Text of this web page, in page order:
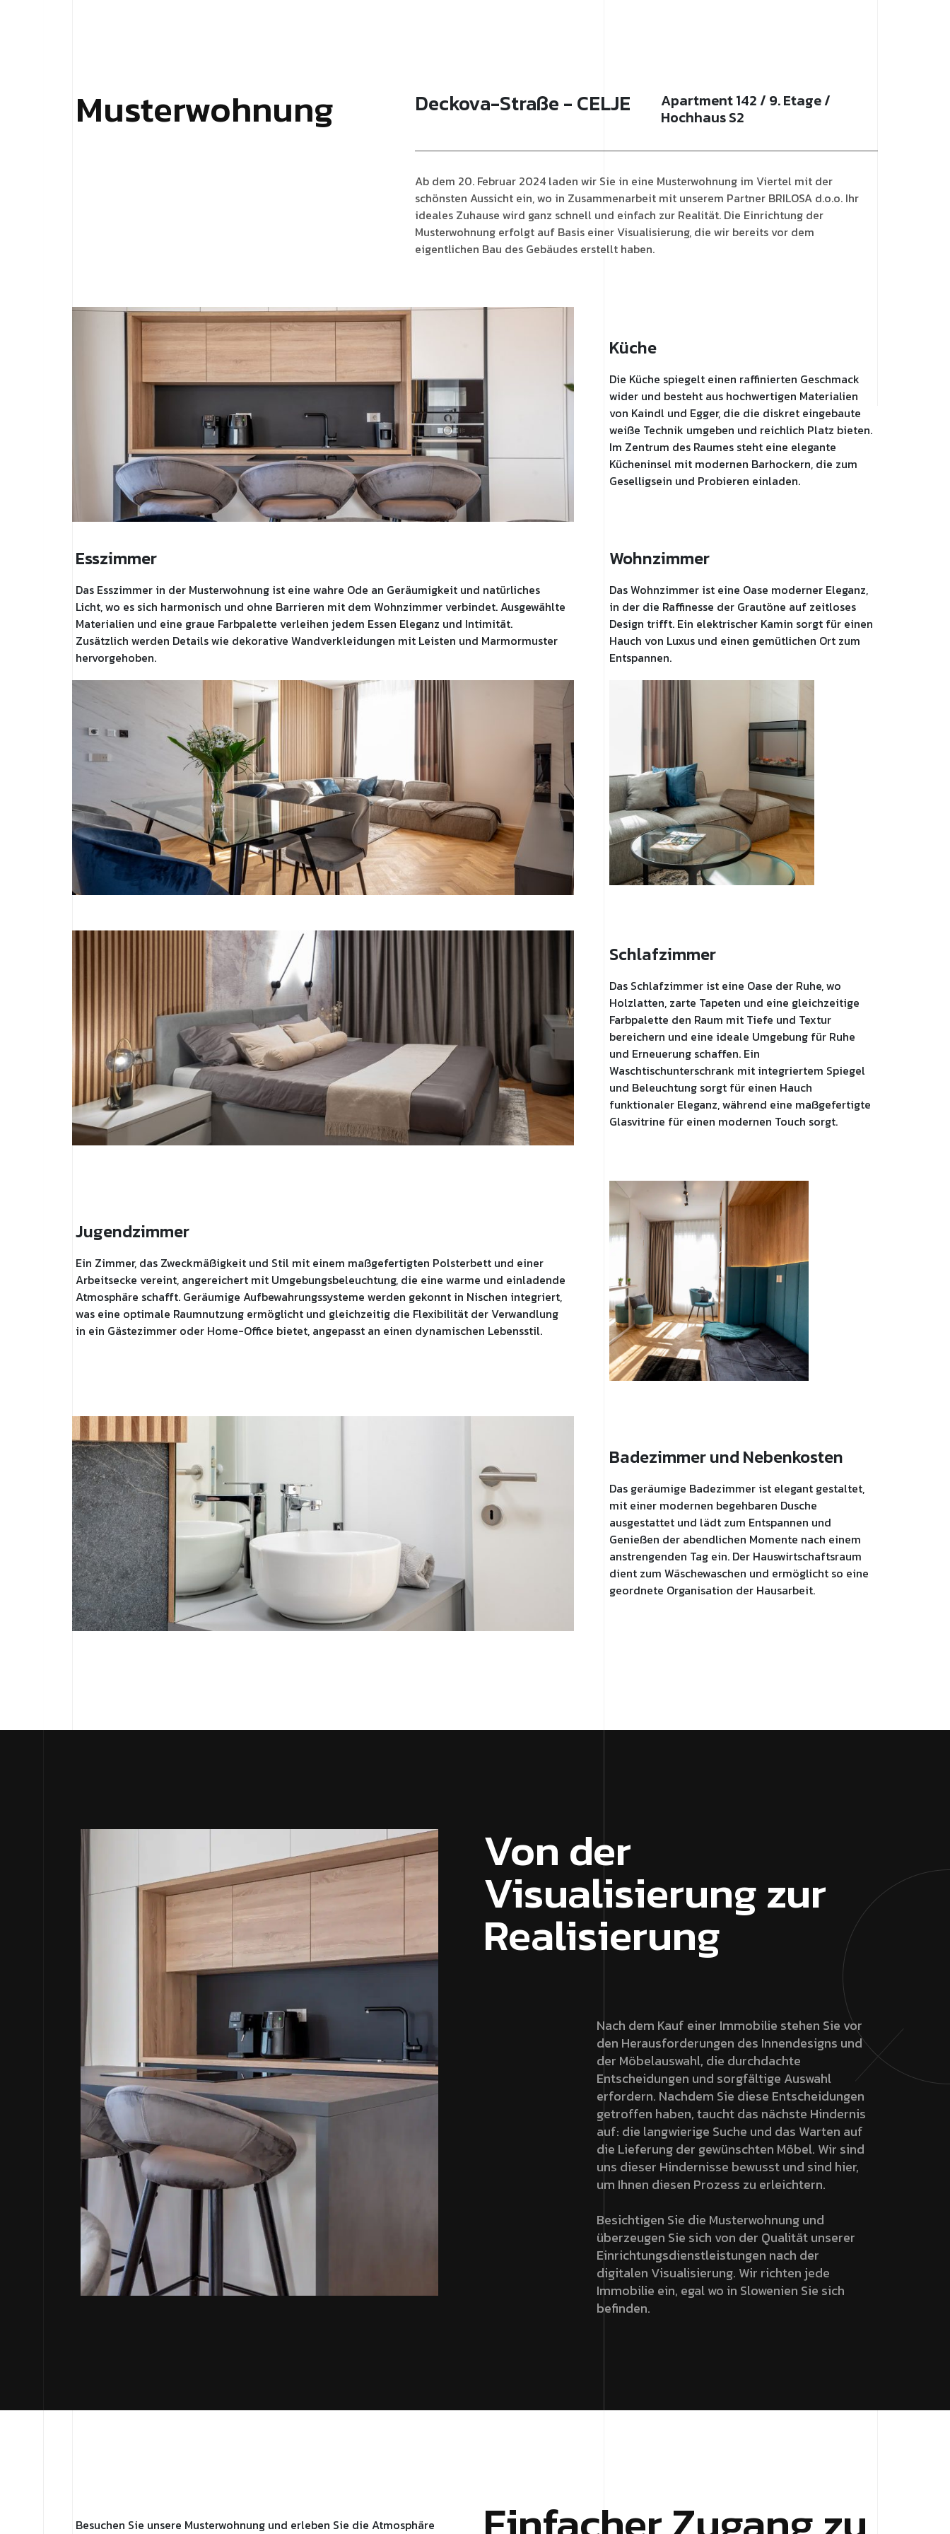
Musterwohnung Deckova-Straße - CELJE
Apartment 142 / 9. Etage /
Hochhaus S2
Ab dem 20. Februar 2024 laden wir Sie in eine Musterwohnung im Viertel mit der
schönsten Aussicht ein, wo in Zusammenarbeit mit unserem Partner BRILOSA d.o.o. Ihr
ideales Zuhause wird ganz schnell und einfach zur Realität. Die Einrichtung der
Musterwohnung erfolgt auf Basis einer Visualisierung, die wir bereits vor dem
eigentlichen Bau des Gebäudes erstellt haben.
Küche
Die Küche spiegelt einen raffinierten Geschmack
wider und besteht aus hochwertigen Materialien
von Kaindl und Egger, die die diskret eingebaute
weiße Technik umgeben und reichlich Platz bieten.
Im Zentrum des Raumes steht eine elegante
Kücheninsel mit modernen Barhockern, die zum
Geselligsein und Probieren einladen.
Esszimmer
Das Esszimmer in der Musterwohnung ist eine wahre Ode an Geräumigkeit und natürliches
Licht, wo es sich harmonisch und ohne Barrieren mit dem Wohnzimmer verbindet. Ausgewählte
Materialien und eine graue Farbpalette verleihen jedem Essen Eleganz und Intimität.
Zusätzlich werden Details wie dekorative Wandverkleidungen mit Leisten und Marmormuster
hervorgehoben.
Wohnzimmer
Das Wohnzimmer ist eine Oase moderner Eleganz,
in der die Raffinesse der Grautöne auf zeitloses
Design trifft. Ein elektrischer Kamin sorgt für einen
Hauch von Luxus und einen gemütlichen Ort zum
Entspannen.
Schlafzimmer
Das Schlafzimmer ist eine Oase der Ruhe, wo
Holzlatten, zarte Tapeten und eine gleichzeitige
Farbpalette den Raum mit Tiefe und Textur
bereichern und eine ideale Umgebung für Ruhe
und Erneuerung schaffen. Ein
Waschtischunterschrank mit integriertem Spiegel
und Beleuchtung sorgt für einen Hauch
funktionaler Eleganz, während eine maßgefertigte
Glasvitrine für einen modernen Touch sorgt.
Jugendzimmer
Ein Zimmer, das Zweckmäßigkeit und Stil mit einem maßgefertigten Polsterbett und einer
Arbeitsecke vereint, angereichert mit Umgebungsbeleuchtung, die eine warme und einladende
Atmosphäre schafft. Geräumige Aufbewahrungssysteme werden gekonnt in Nischen integriert,
was eine optimale Raumnutzung ermöglicht und gleichzeitig die Flexibilität der Verwandlung
in ein Gästezimmer oder Home-Office bietet, angepasst an einen dynamischen Lebensstil.
Badezimmer und Nebenkosten
Das geräumige Badezimmer ist elegant gestaltet,
mit einer modernen begehbaren Dusche
ausgestattet und lädt zum Entspannen und
Genießen der abendlichen Momente nach einem
anstrengenden Tag ein. Der Hauswirtschaftsraum
dient zum Wäschewaschen und ermöglicht so eine
geordnete Organisation der Hausarbeit.
Von der
Visualisierung zur
Realisierung
Nach dem Kauf einer Immobilie stehen Sie vor
den Herausforderungen des Innendesigns und
der Möbelauswahl, die durchdachte
Entscheidungen und sorgfältige Auswahl
erfordern. Nachdem Sie diese Entscheidungen
getroffen haben, taucht das nächste Hindernis
auf: die langwierige Suche und das Warten auf
die Lieferung der gewünschten Möbel. Wir sind
uns dieser Hindernisse bewusst und sind hier,
um Ihnen diesen Prozess zu erleichtern.
Besichtigen Sie die Musterwohnung und
überzeugen Sie sich von der Qualität unserer
Einrichtungsdienstleistungen nach der
digitalen Visualisierung. Wir richten jede
Immobilie ein, egal wo in Slowenien Sie sich
befinden.
Besuchen Sie unsere Musterwohnung und erleben Sie die Atmosphäre